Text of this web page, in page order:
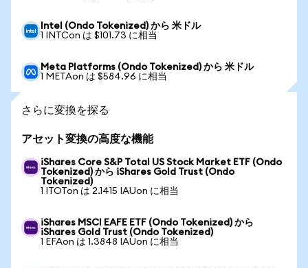
Intel (Ondo Tokenized) から 米ドル
1 INTCon は $101.73 に相当
Meta Platforms (Ondo Tokenized) から 米ドル
1 METAon は $584.96 に相当
さらに変換を探る
アセット変換の高度な機能
iShares Core S&P Total US Stock Market ETF (Ondo
Tokenized) から iShares Gold Trust (Ondo
Tokenized)
1 ITOTon は 2.1415 IAUon に相当
iShares MSCI EAFE ETF (Ondo Tokenized) から
iShares Gold Trust (Ondo Tokenized)
1 EFAon は 1.3848 IAUon に相当